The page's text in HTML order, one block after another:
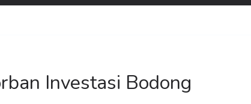
Investasi Bodong